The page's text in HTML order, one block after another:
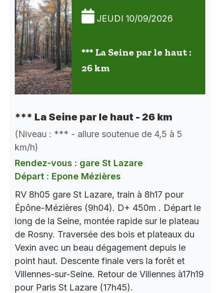
JEUDI 10/09/2026
*** La Seine par le haut :
26 km
*** La Seine par le haut - 26 km
(Niveau : *** - allure soutenue de 4,5 à 5
km/h)
Rendez-vous : gare St Lazare
Départ : Epone Mézières
RV 8h05 gare St Lazare, train à 8h17 pour
Épône-Mézières (9h04). D+ 450m . Départ le
long de la Seine, montée rapide sur le plateau
de Rosny. Traversée des bois et plateaux du
Vexin avec un beau dégagement depuis le
point haut. Descente finale vers la forêt et
Villennes-sur-Seine. Retour de Villennes à17h19
pour Paris St Lazare (17h45).